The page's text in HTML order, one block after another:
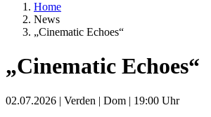
Home
News
„Cinematic Echoes“
„Cinematic Echoes“
02.07.2026 | Verden | Dom | 19:00 Uhr